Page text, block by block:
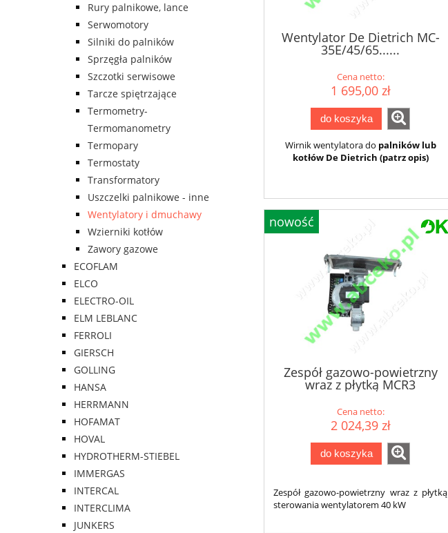
Rury palnikowe, lance
Serwomotory
Silniki do palników
Sprzęgła palników
Szczotki serwisowe
Tarcze spiętrzające
Termometry-
Termomanometry
Termopary
Termostaty
Transformatory
Uszczelki palnikowe - inne
Wentylatory i dmuchawy
Wzierniki kotłów
Zawory gazowe
ECOFLAM
ELCO
ELECTRO-OIL
ELM LEBLANC
FERROLI
GIERSCH
GOLLING
HANSA
HERRMANN
HOFAMAT
HOVAL
HYDROTHERM-STIEBEL
IMMERGAS
INTERCAL
INTERCLIMA
JUNKERS
Wentylator De Dietrich MC-
35E/45/65......
Cena netto:
1 695,00 zł
do koszyka
Wirnik wentylatora do palników lub
kotłów De Dietrich (patrz opis)
Zespół gazowo-powietrzny
wraz z płytką MCR3
Cena netto:
2 024,39 zł
do koszyka
Zespół gazowo-powietrzny wraz z płytką
sterowania wentylatorem 40 kW
nowość